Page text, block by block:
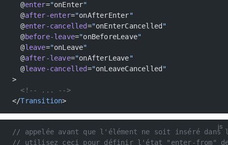
  @
enter="onEnter"
  @
after-enter="onAfterEnter"
  @
enter-cancelled="onEnterCancelled "
  @
before-leave="onBeforeLeave"
  @
leave="onLeave"
  @
after-leave="onAfterLeave"
  @
leave-cancelled="onLeaveCancelled "
>
  <!-- ... -->
</Transition>
js
// appelée avant que l'élément ne soit inséré dans
// utilisez ceci pour définir l'état "enter-from"